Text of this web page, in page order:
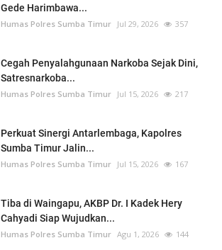
Gede Harimbawa...
Humas Polres Sumba Timur Jul 29, 2026 357
Cegah Penyalahgunaan Narkoba Sejak Dini,
Satresnarkoba...
Humas Polres Sumba Timur Jul 15, 2026 217
Perkuat Sinergi Antarlembaga, Kapolres
Sumba Timur Jalin...
Humas Polres Sumba Timur Jul 15, 2026 167
Tiba di Waingapu, AKBP Dr. I Kadek Hery
Cahyadi Siap Wujudkan...
Humas Polres Sumba Timur Agu 1, 2026 144